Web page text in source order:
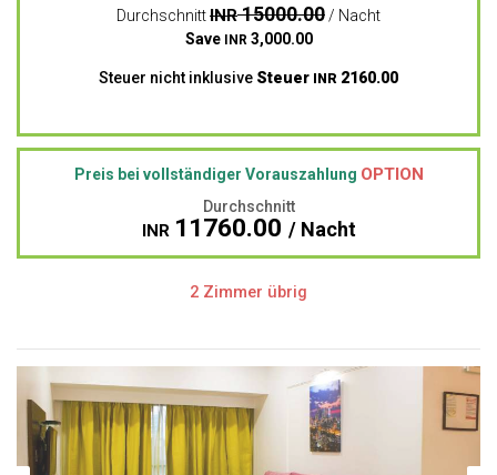
DurchschnittINR15000.00 / Nacht
Save
INR 3,000.00
Steuer nicht inklusive Steuer INR 2160.00
Preis bei vollständiger Vorauszahlung OPTION
Durchschnitt
INR 11760.00 / Nacht
2 Zimmer übrig
Previous Next